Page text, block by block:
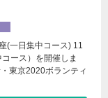
(一日集中コース) 11
ース）を開催しま
東京2020ボランティ